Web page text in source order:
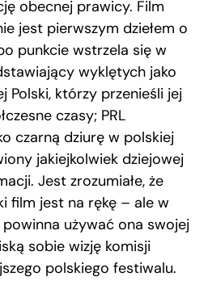
obecnej prawicy. Film
jest pierwszym dziełem o
punkcie wstrzela się w
wyklętych jako
Polski, którzy przenieśli jej
czasy; PRL
czarną dziurę w polskiej
jakiejkolwiek dziejowej
Jest zrozumiałe, że
film jest na rękę – ale w
używać ona swojej
sobie wizję komisji
polskiego festiwalu.